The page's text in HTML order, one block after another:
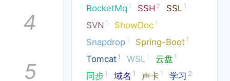
4
5
RocketMq 1 SSH 2 SSL 1
SVN 1 ShowDoc 1
Snapdrop 1 Spring-Boot 1
Tomcat 1 WSL 1 云盘 1
同步 1 域名 1 声卡 1 学习 2